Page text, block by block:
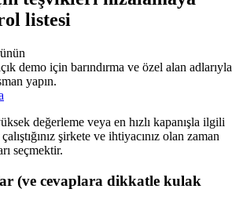
listesi
demo için barındırma ve özel alan adlarıyla
yapın.
değerleme veya en hızlı kapanışla ilgili
şirkete ve ihtiyacınız olan zaman
seçmektir.
(ve cevaplara dikkatle kulak